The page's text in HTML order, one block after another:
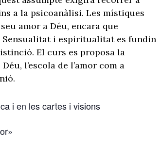
a la psicoanàlisi. Les místiques
amor a Déu, encara que
i espiritualitat es fundin
El curs es proposa la
l’escola de l’amor com a
i en les cartes i visions